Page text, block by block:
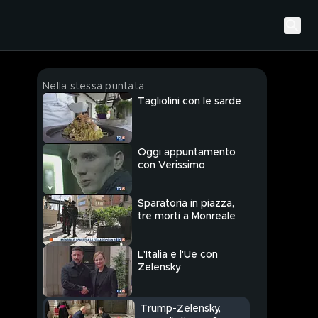
Nella stessa puntata
Tagliolini con le sarde
Oggi appuntamento
con Verissimo
Sparatoria in piazza,
tre morti a Monreale
L'Italia e l'Ue con
Zelensky
Trump-Zelensky,